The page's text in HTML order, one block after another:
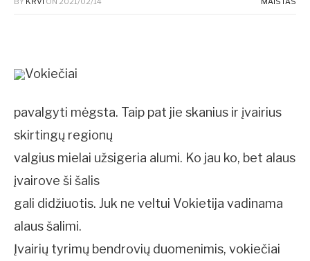
Vokiečiai
pavalgyti mėgsta. Taip pat jie skanius ir įvairius
skirtingų regionų
valgius mielai užsigeria alumi. Ko jau ko, bet alaus
įvairove ši šalis
gali didžiuotis. Juk ne veltui Vokietija vadinama
alaus šalimi.
Įvairių tyrimų bendrovių duomenimis, vokiečiai